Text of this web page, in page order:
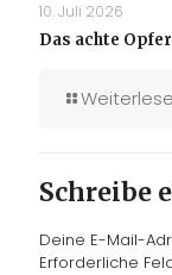
10. Juli 2026
Das achte Opfer
Schreibe
Deine E-Mail-
Erforderliche